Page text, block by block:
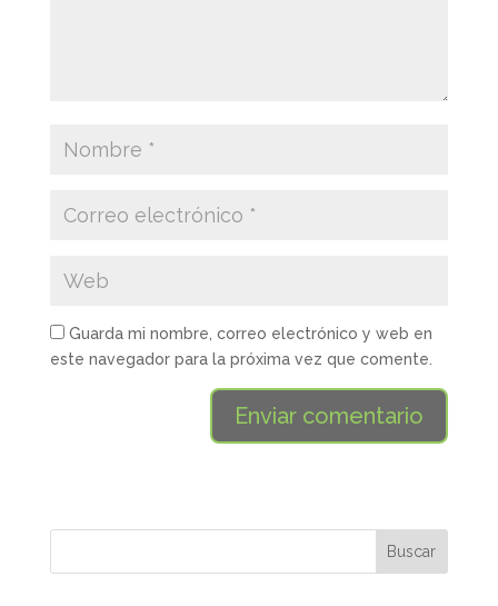
Guarda mi nombre, correo electrónico y web en
este navegador para la próxima vez que comente.